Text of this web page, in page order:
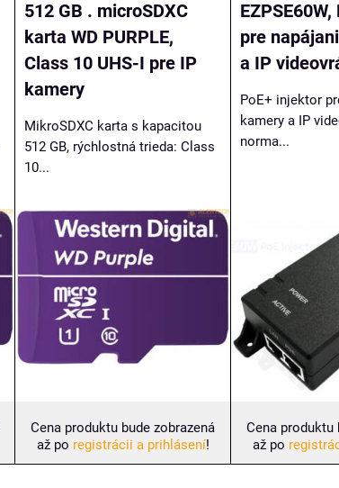
512 GB . microSDXC
karta WD PURPLE,
Class 10 UHS-I pre IP
kamery
MikroSDXC karta s kapacitou
512 GB, rýchlostná trieda: Class
10...
Cena produktu bude zobrazená
až po registrácii a prihlásení!
pre
a IP
PoE+ injektor
kamery a IP
norma...
Cena produktu
až po